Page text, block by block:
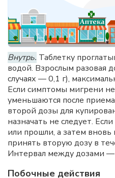
Внутрь. Таблетку
водой. Взрослым разовая
случаях — 0,1 г),
Если симптомы мигрени
уменьшаются после
второй дозы для
назначать не следует.
или прошли, а затем
принять вторую дозу в
Интервал между дозами —
Побочные действия